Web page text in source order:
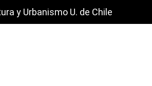
y Urbanismo U. de Chile